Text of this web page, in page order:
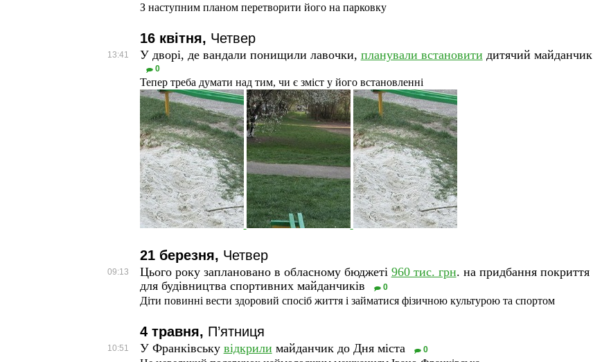
З наступним планом перетворити його на парковку
16 квітня, Четвер
13:41 У дворі, де вандали понищили лавочки, планували встановити дитячий майданчик
0
Тепер треба думати над тим, чи є зміст у його встановленні
21 березня, Четвер
09:13 Цього року заплановано в обласному бюджеті 960 тис. грн. на придбання покриття
для будівництва спортивних майданчиків
0
Діти повинні вести здоровий спосіб життя і займатися фізичною культурою та спортом
4 травня, П’ятниця
10:51 У Франківську відкрили майданчик до Дня міста 0